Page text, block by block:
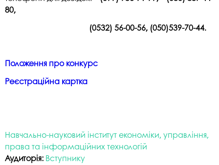
80,
(0532) 56-00-56, (050)539-70-44.
Положення про конкурс
Реєстраційна картка
Навчально-науковий інститут економіки, управління,
права та інформаційних технологій
Аудиторія: Вступнику